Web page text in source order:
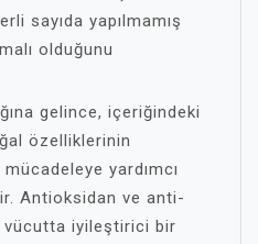
sayıda yapılmamış
olduğunu
gelince, içeriğindeki
özelliklerinin
yardımcı
Antioksidan ve anti-
iyileştirici bir